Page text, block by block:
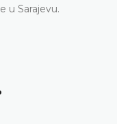
u Sarajevu.